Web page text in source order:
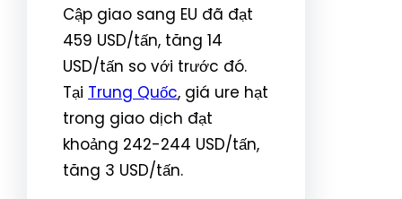
Cập giao sang EU đã đạt
459 USD/tấn, tăng 14
USD/tấn so với trước đó.
Tại Trung Quốc, giá ure hạt
trong giao dịch đạt
khoảng 242-244 USD/tấn,
tăng 3 USD/tấn.